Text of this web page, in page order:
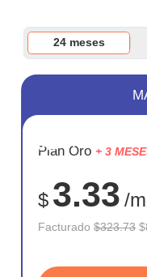
24 meses
AHORR
72%
Plan Oro + 3
$ 3.33 /
Facturado$323.73